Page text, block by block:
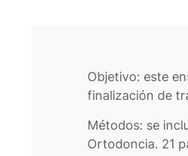
Objetivo: este
finalización de
Métodos: se
Ortodoncia. 21